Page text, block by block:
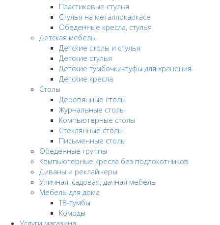
Пластиковые стулья
Стулья на металлокаркасе
Обеденные кресла, стулья
Детская мебель
Детские столы и стулья
Детские стулья
Детские тумбочки-пуфы для хранения
Детские кресла
Столы
Деревянные столы
Журнальные столы
Компьютерные столы
Стеклянные столы
Письменные столы
Обеденные группы
Компьютерные кресла без подлокотников
Диваны и реклайнеры
Уличная, садовая, дачная мебель
Мебель для дома
ТВ-тумбы
Комоды